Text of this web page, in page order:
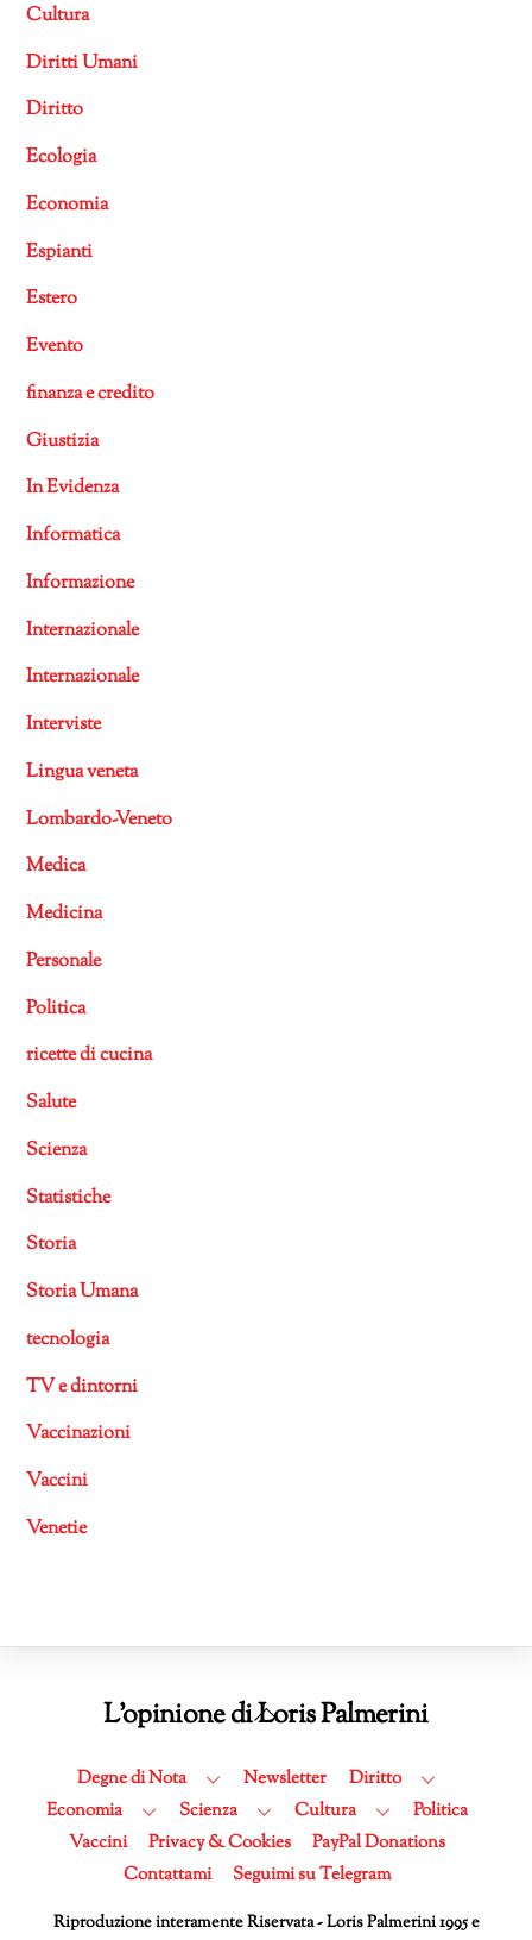
Cultura
Diritti Umani
Diritto
Ecologia
Economia
Espianti
Estero
Evento
finanza e credito
Giustizia
In Evidenza
Informatica
Informazione
Internazionale
Internazionale
Interviste
Lingua veneta
Lombardo-Veneto
Medica
Medicina
Personale
Politica
ricette di cucina
Salute
Scienza
Statistiche
Storia
Storia Umana
tecnologia
TV e dintorni
Vaccinazioni
Vaccini
Venetie
Back
Top
L'opinione di Loris Palmerini
Degne di Nota Newsletter
Diritto
Economia
Scienza Cultura
Politica
Vaccini
Privacy & Cookies
PayPal Donations
Contattami
Seguimi su Telegram
Riproduzione interamente Riservata - Loris Palmerini 1995 e